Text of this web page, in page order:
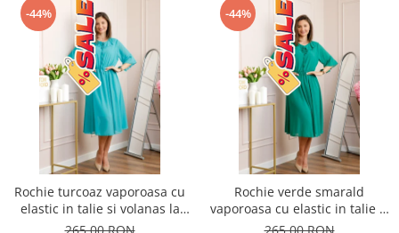
-44%
Rochie turcoaz vaporoasa cu
elastic in talie si volanas la
decolteu Allegra
-44%
Rochie verde smarald
vaporoasa cu elastic in talie si
volanas la decolteu Allegra